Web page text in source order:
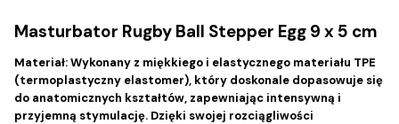
Masturbator Rugby Ball Stepper Egg 9 x 5 cm
Materiał:Wykonany z miękkiego i elastycznego materiału TPE
(termoplastyczny elastomer), który doskonale dopasowuje się
do anatomicznych kształtów, zapewniając intensywną i
przyjemną stymulację. Dzięki swojej rozciągliwości